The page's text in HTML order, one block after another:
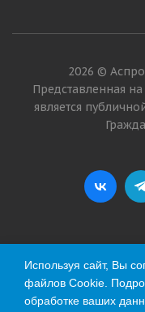
2026 ©
Представленная
является
Используя сайт, Вы
файлов Cookie.
обработке ваших